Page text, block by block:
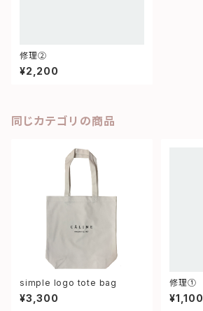
修理②
¥2,200
同じカテゴリの商品
simple logo tote bag
¥3,300
修理①
¥1,100